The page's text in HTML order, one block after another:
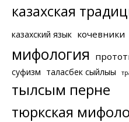
казахская
казахский язык кочевники
мифология
суфизм таласбек сыйлығы
тылсым перне
тюркская